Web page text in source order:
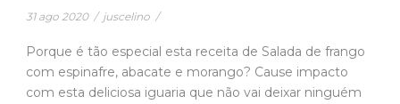
31 ago 2020 / juscelino /
Porque é tão especial esta receita de Salada de frango
com espinafre, abacate e morango? Cause impacto
com esta deliciosa iguaria que não vai deixar ninguém